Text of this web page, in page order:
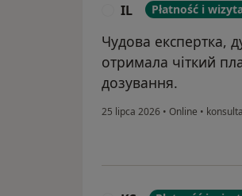
IL Płatność i
Чудова експертка,
отримала чіткий
дозування.
25 lipca 2026 • Online •